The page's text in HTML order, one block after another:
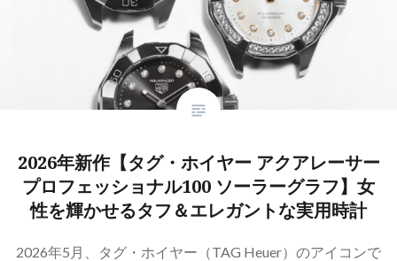
2026年新作【タグ・ホイヤー アクアレーサー
プロフェッショナル100 ソーラーグラフ】女
性を輝かせるタフ＆エレガントな実用時計
2026年5月、タグ・ホイヤー（TAG Heuer）のアイコンで